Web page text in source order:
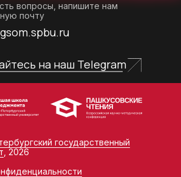
вопросы, напишите нам
почту
на наш Telegram
государственный
, 2026